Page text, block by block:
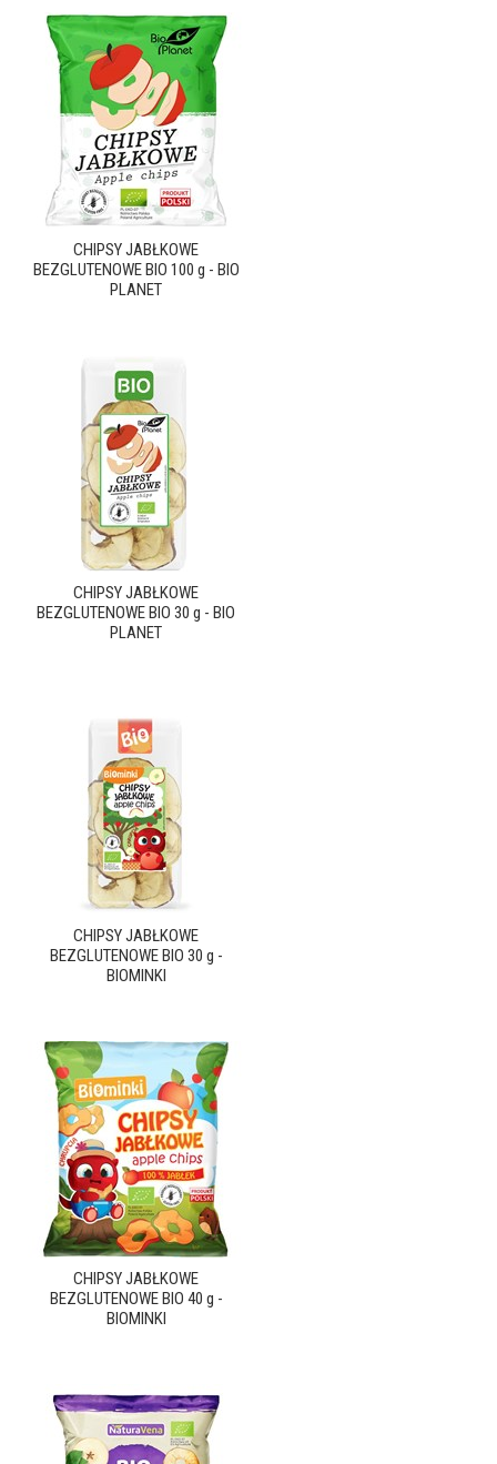
CHIPSY JABŁKOWE
BEZGLUTENOWE BIO 100 g - BIO
PLANET
CHIPSY JABŁKOWE
BEZGLUTENOWE BIO 30 g - BIO
PLANET
CHIPSY JABŁKOWE
BEZGLUTENOWE BIO 30 g -
BIOMINKI
CHIPSY JABŁKOWE
BEZGLUTENOWE BIO 40 g -
BIOMINKI